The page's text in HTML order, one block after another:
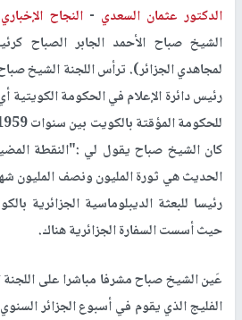
الدكتور عثمان السعدي -النجاح
الشيخ صباح الأحمد الجابر الصباح
لمجاهدي الجزائر). ترأس اللجنة الشيخ
رئيس دائرة الإعلام في الحكومة الكويتية
كان الشيخ صباح يقول لي :"النقطة
الحديث هي ثورة المليون ونصف المليون
حيث أسست السفارة الجزائرية هناك.
عَين الشيخ صباح مشرفا مباشرا على
الفليج الذي يقوم في أسبوع الجزائر